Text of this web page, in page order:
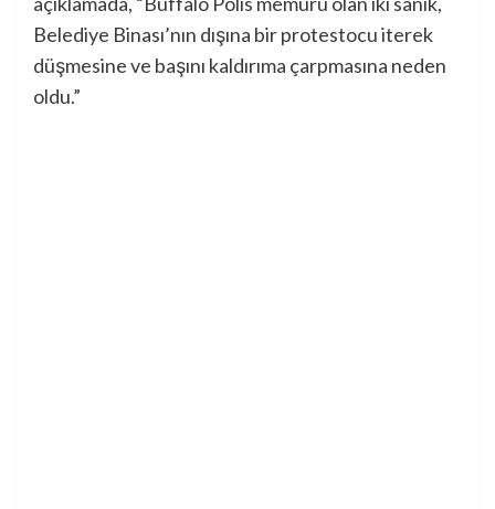
Belediye Binası’nın dışına bir protestocu iterek
düşmesine ve başını kaldırıma çarpmasına neden
oldu.”